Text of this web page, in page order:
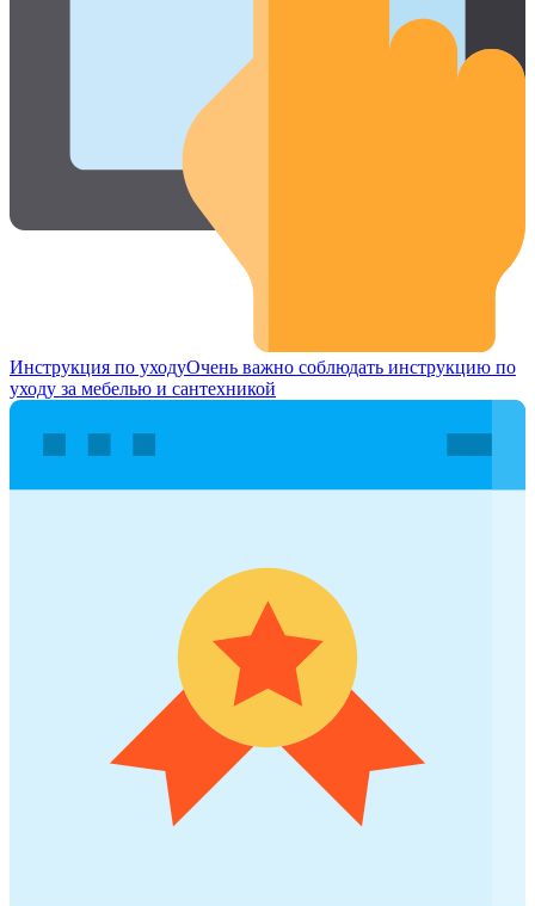
Инструкция по уходуОчень важно соблюдать инструкцию по
уходу за мебелью и сантехникой